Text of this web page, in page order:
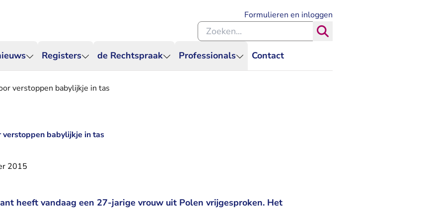
Registers de Rechtspraak Professionals Contact
Formulieren en inloggen
Zoeken binnen de Rechtspraak
verstoppen babylijkje in tas
babylijkje in tas
2015
heeft vandaag een 27-jarige vrouw uit Polen vrijgesproken. Het